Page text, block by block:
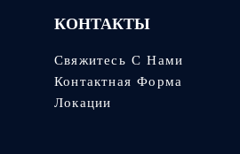
КОНТАКТЫ
Свяжитесь С Нами
Контактная Форма
Локации